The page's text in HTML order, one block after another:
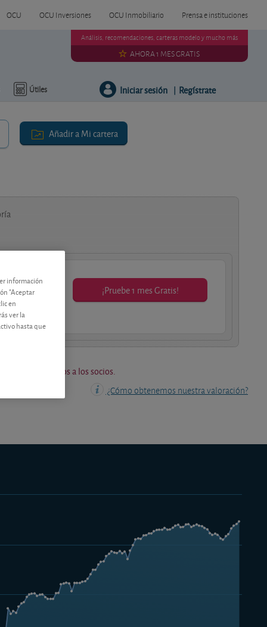
OCU OCU Inversiones OCU Inmobiliario Prensa e instituciones
Útiles
Análisis, recomendaciones, carteras modelo y mucho más
AHORA 1 MES GRATIS
Iniciar sesión | Regístrate
Añadir a Mi cartera
socios.
¡Pruebe 1 mes Gratis!
están reservados a los socios.
¿Cómo obtenemos nuestra valoración?
información
"Aceptar
en
ver la
hasta que